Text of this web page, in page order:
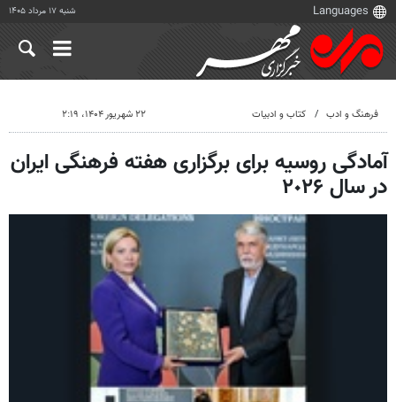
شنبه ۱۷ مرداد ۱۴۰۵
فرهنگ و ادب کتاب و ادبیات ۲۲ شهریور ۱۴۰۴، ۲:۱۹
آمادگی روسیه برای برگزاری هفته فرهنگی ایران
در سال ٢٠٢۶